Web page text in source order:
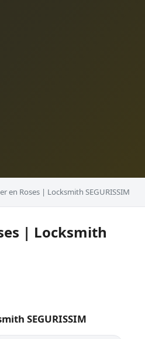
en Roses | Locksmith SEGURISSIM
| Locksmith
SEGURISSIM